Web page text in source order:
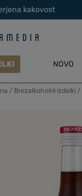
kakovost
NOVO
/ Brezalkoholni izdelki /